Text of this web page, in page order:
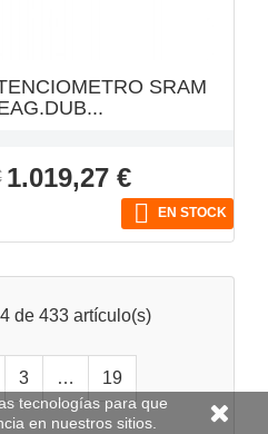
SRAM
Precio
1.019,27 €
 EN STOCK
de 433 artículo(s)
3 … 19
tecnologías para que
en nuestros sitios.